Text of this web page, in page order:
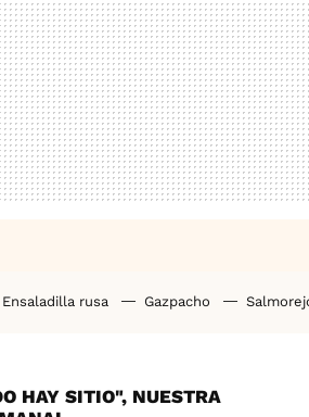
Ensaladilla rusa Gazpacho
HAY SITIO", NUESTRA